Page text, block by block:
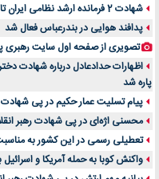
شهادت 2 فرمانده ارشد نظامی ایران تایید شد
پدافند هوایی در بندرعباس فعال شد
تصویری از صفحه اول سایت
اظهارات حدادعادل درباره شهادت
پاره شد
پیام تسلیت عمار حکیم در پی شهادت
محسنی اژه‌ای در پی شهادت رهبر
تعطیلی رسمی در این کشور به
واکنش کوبا به حمله آمریکا و اسرائیل